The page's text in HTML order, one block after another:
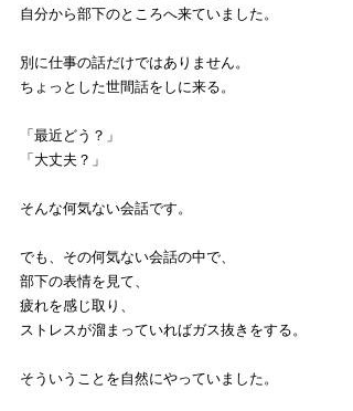
自分から部下のところへ来ていました。
別に仕事の話だけではありません。
ちょっとした世間話をしに来る。
「最近どう？」
「大丈夫？」
そんな何気ない会話です。
でも、その何気ない会話の中で、
部下の表情を見て、
疲れを感じ取り、
ストレスが溜まっていればガス抜きをする。
そういうことを自然にやっていました。